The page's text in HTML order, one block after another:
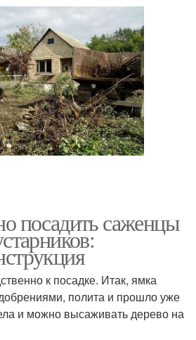
посадить саженцы
к посадке. Итак, ямка
полита и прошло уже
и можно высаживать дерево на